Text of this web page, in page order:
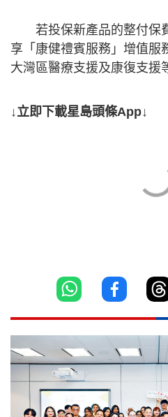
若投保新產品的整付保費
享「康健禮賓服務」增值服
大灣區醫療支援及康復支援
↓立即下載星島頭條App↓